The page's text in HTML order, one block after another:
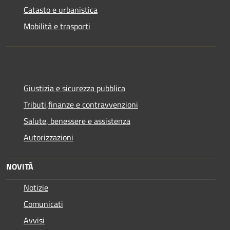
Catasto e urbanistica
Mobilità e trasporti
Giustizia e sicurezza pubblica
Tributi,finanze e contravvenzioni
Salute, benessere e assistenza
Autorizzazioni
NOVITÀ
Notizie
Comunicati
Avvisi